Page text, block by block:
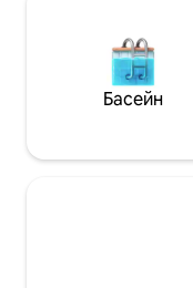
Басейн